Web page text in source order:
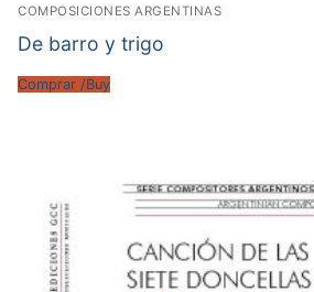
COMPOSICIONES ARGENTINAS
De barro y trigo
Comprar /Buy